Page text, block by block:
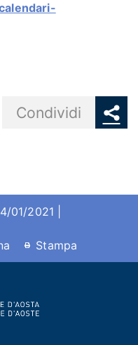
Condividi
01/2021 |
Stampa